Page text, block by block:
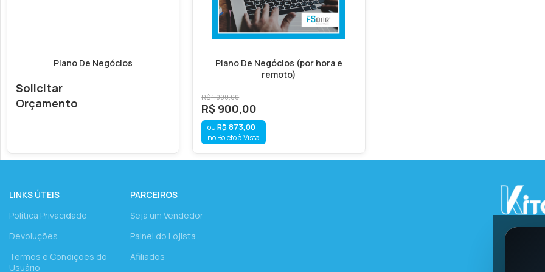
Plano De Negócios
Solicitar
Orçamento
Plano De Negócios (por hora e
remoto)
R$1.000,00
R$ 900,00
R$ 873,00
no Boleto à Vista
LINKS ÚTEIS
Política Privacidade
Devoluções
Termos e Condições do
Usuário
PARCEIROS
Seja um Vendedor
Painel do Lojista
Afiliados